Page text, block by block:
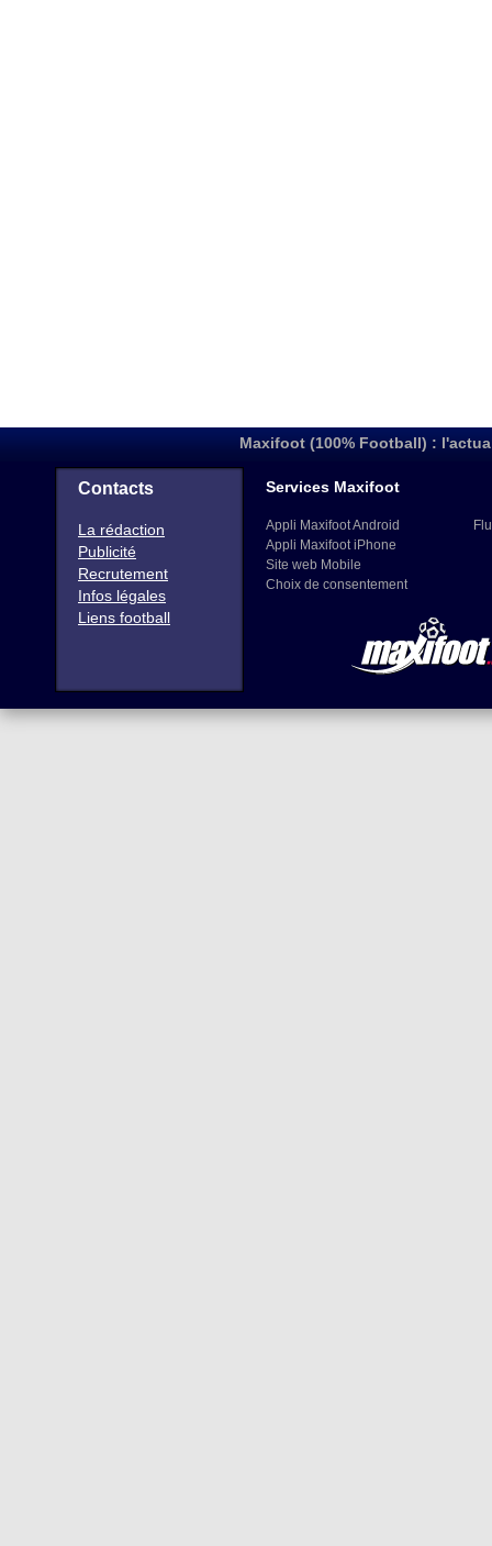
Maxifoot (100% Football) :
Contacts
La rédaction
Publicité
Recrutement
Infos légales
Liens football
Services Maxifoot
Appli Maxifoot Android
Appli Maxifoot iPhone
Site web Mobile
Choix de consentement